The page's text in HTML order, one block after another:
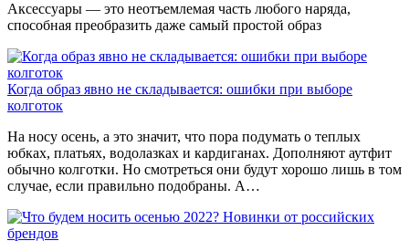
Аксессуары — это неотъемлемая часть любого наряда,
способная преобразить даже самый простой образ
Когда образ явно не складывается: ошибки при выборе
колготок
На носу осень, а это значит, что пора подумать о теплых
юбках, платьях, водолазках и кардиганах. Дополняют аутфит
обычно колготки. Но смотреться они будут хорошо лишь в том
случае, если правильно подобраны. А…